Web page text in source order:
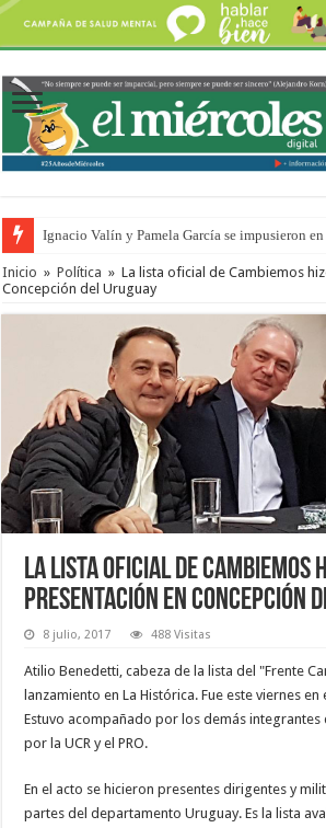
Ignacio Valín y Pamela García se impusieron
Inicio » Política » La lista oficial de Cambiemos
Concepción del Uruguay
La lista oficial de Cambiemos
presentación en Concepción
8 julio, 2017 488 Visitas
Atilio Benedetti, cabeza de la lista del "Frente
lanzamiento en La Histórica. Fue este viernes
Estuvo acompañado por los demás
por la UCR y el PRO.
En el acto se hicieron presentes dirigentes y
partes del departamento Uruguay. Es la lista